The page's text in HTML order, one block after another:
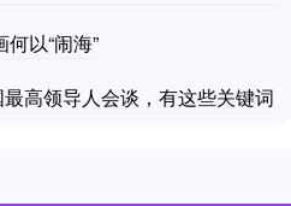
以“闹海”
高领导人会谈，有这些关键词